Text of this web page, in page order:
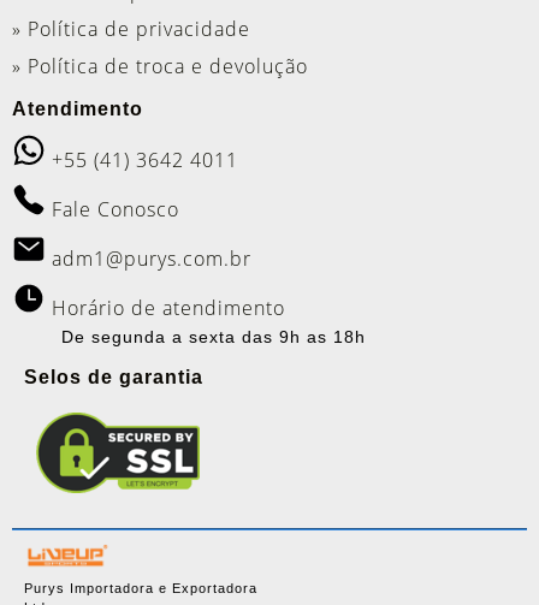
» Política de privacidade
» Política de troca e devolução
Atendimento
+55 (41) 3642 4011
Fale Conosco
adm1@purys.com.br
Horário de atendimento
De segunda a sexta das 9h as 18h
Selos de garantia
Purys Importadora e Exportadora